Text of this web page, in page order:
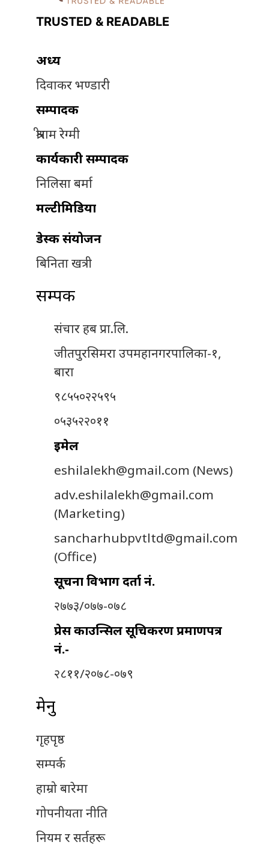
TRUSTED & READABLE
अध्यक्ष
दिवाकर भण्डारी
सम्पादक
श्रीराम रेग्मी
कार्यकारी सम्पादक
निलिसा बर्मा
मल्टीमिडिया
डेस्क संयोजन
बिनिता खत्री
सम्पर्क
संचार हब प्रा.लि.
जीतपुरसिमरा उपमहानगरपालिका-१,
बारा
९८५५०२२५९५
०५३५२२०११
इमेल
eshilalekh@gmail.com (News)
adv.eshilalekh@gmail.com
(Marketing)
sancharhubpvtltd@gmail.com
(Office)
सूचना विभाग दर्ता नं.
२७७३/०७७-०७८
प्रेस काउन्सिल सूचिकरण प्रमाणपत्र
नं.-
२८११/२०७८-०७९
मेनु
गृहपृष्ठ
सम्पर्क
हाम्रो बारेमा
गोपनीयता नीति
नियम र सर्तहरू